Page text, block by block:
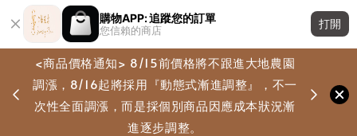
購物APP: 追蹤您的訂單
您信賴的商店
打開
<商品價格通知> 8/15前價格將不跟進大地農園
調漲，8/16起將採用『動態式漸進調整』，不一
次性全面調漲，而是採個別商品因應成本狀況漸
進逐步調整。